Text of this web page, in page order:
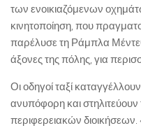
των ενοικιαζόμενων
κινητοποίηση, που
παρέλυσε τη Ράμπλα
άξονες της πόλης, για
Οι οδηγοί ταξί
ανυπόφορη και
περιφερειακών